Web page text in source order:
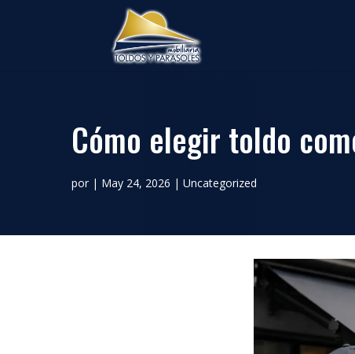
Cómo elegir toldo
por | May 24, 2026 | Uncategorized